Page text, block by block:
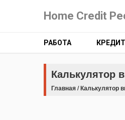
Home Credit
РАБОТА
Калькулятор
Главная/Калькулятор